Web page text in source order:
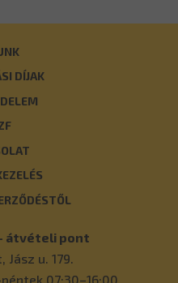
DÍJAK
átvételi pont
, Jász u. 179.
07:30–16:00